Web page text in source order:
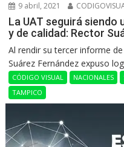
9 abril, 2021
La UAT seguirá
y de calidad: Rector
Al rendir su tercer informe
Suárez Fernández expuso
CÓDIGO VISUAL NACIONALES
TAMPICO